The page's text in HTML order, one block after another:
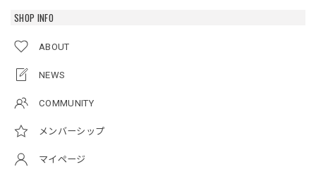
SHOP INFO
ABOUT
NEWS
COMMUNITY
メンバーシップ
マイページ